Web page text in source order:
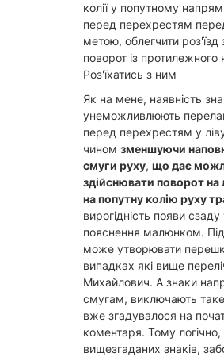
колії у попутному
перед перехрестям
метою, облегчити
поворот із
Роз'їхатись з ним
Як на мене, наявність
унеможливлюють
перед перехрестям у
чином зменшуючи
смуги руху, що дає
здійснювати поворот на
на попутну колію руху
вирогідність появи
пояснення малюнком.
може утворювати
випадках які вище
Михайлович. А знаки
смугам, виключають
вже згадувалося на
коментаря. Тому
вищезгаданих знаків,